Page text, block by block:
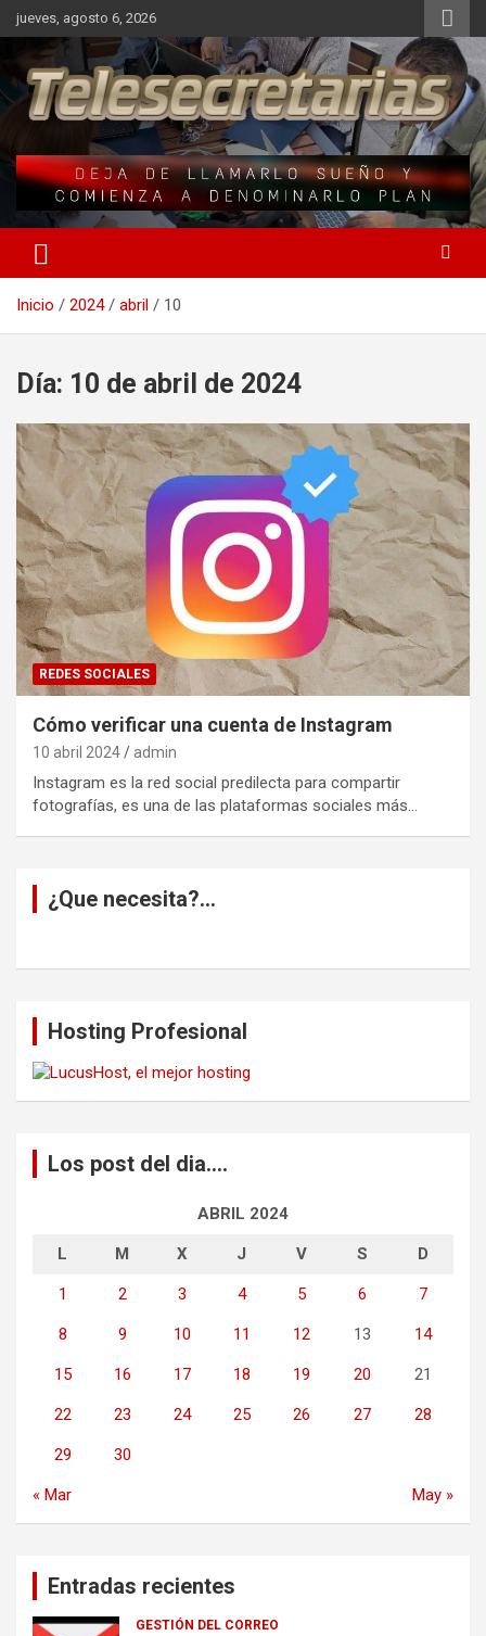
Saltar
al
contenido
jueves, agosto 6, 2026
Telesecretarias
Una iniciativa de Jose Manuel Fuentes Prieto
Inicio 2024 abril 10
Día: 10 de abril de 2024
REDES SOCIALES
Cómo verificar una cuenta de Instagram
10 abril 2024 admin
Instagram es la red social predilecta para compartir
fotografías, es una de las plataformas sociales más…
¿Que necesita?…
Hosting Profesional
Los post del dia….
ABRIL 2024
L M X J V S D
1 2 3 4 5 6 7
8 9 10 11 12 13 14
15 16 17 18 19 20 21
22 23 24 25 26 27 28
29 30
« Mar May »
Entradas recientes
GESTIÓN DEL CORREO